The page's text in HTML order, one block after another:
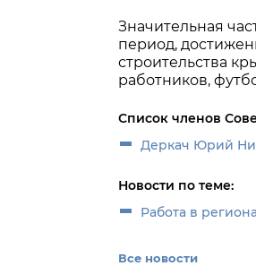
Значительная
период,
строительства
работников,
Список членов
Деркач Юрий
Новости по теме:
Работа в
Все новости